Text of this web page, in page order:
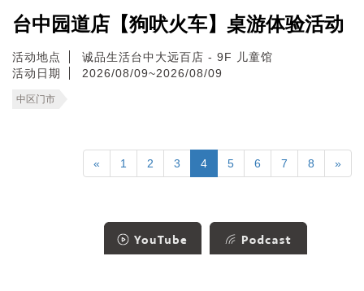
台中园道店【狗吠火车】桌游体验活动
活动地点
诚品生活台中大远百店 - 9F 儿童馆
活动日期
2026/08/09~2026/08/09
中区门市
« 1 2 3 4 5 6 7 8 »